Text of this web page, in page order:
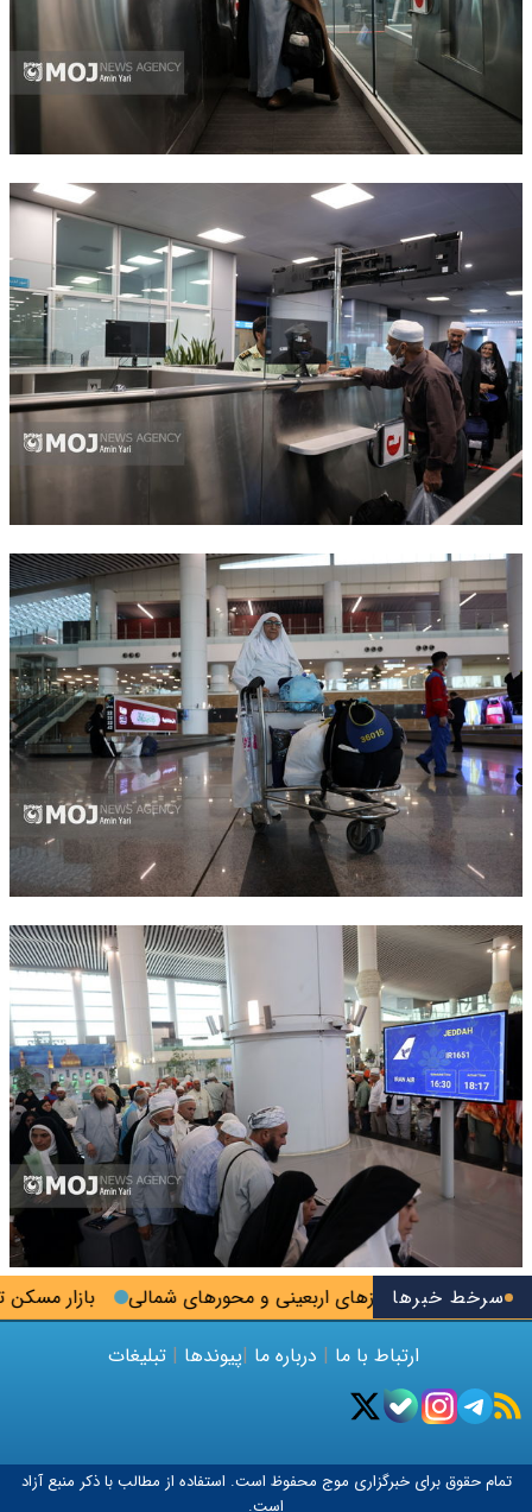
سرخط خبرها بازار مسکن تهران در فاز
مرزهای اربعینی و محورهای شمالی
ارتباط با ما | درباره ما |پیوندها | تبلیغات
تمام حقوق برای خبرگزاری موج محفوظ است. استفاده از مطالب با ذکر منبع آزاد
است.